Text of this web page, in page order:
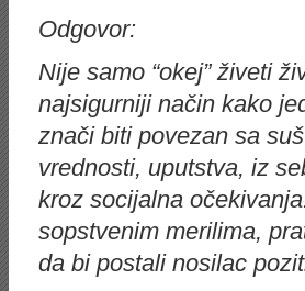
Odgovor:
Nije samo “okej” živeti
najsigurniji način kako
znači biti povezan sa
vrednosti, uputstva, iz
kroz socijalna
sopstvenim merilima,
da bi postali nosilac